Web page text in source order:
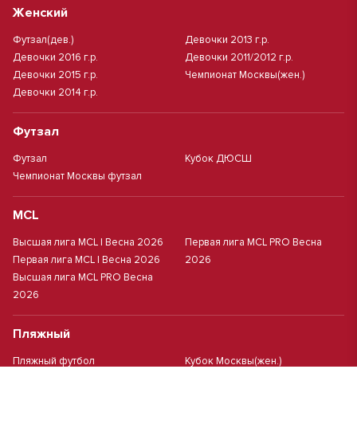
Женский
Футзал(дев.)
Девочки 2016 г.р.
Девочки 2015 г.р.
Девочки 2014 г.р.
Девочки 2013 г.р.
Девочки 2011/2012 г.р.
Чемпионат Москвы(жен.)
Футзал
Футзал
Чемпионат Москвы футзал
Кубок ДЮСШ
MCL
Высшая лига MCL | Весна 2026
Первая лига MCL | Весна 2026
Высшая лига MCL PRO Весна
2026
Первая лига MCL PRO Весна
2026
Пляжный
Пляжный футбол Кубок Москвы(жен.)